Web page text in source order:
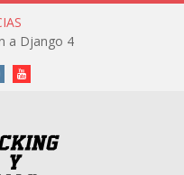
a Django 4
Youtube